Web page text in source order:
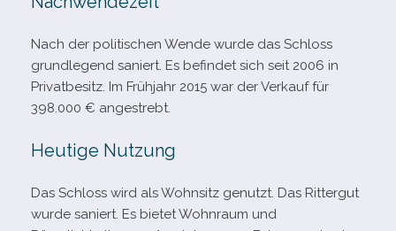
Nach der poli­ti­schen Wende wurde das Schloss
grund­le­gend saniert. Es befin­det sich seit 2006 in
Privatbesitz. Im Frühjahr 2015 war der Verkauf für
398.000 € angestrebt.
Heutige Nutzung
Das Schloss wird als Wohnsitz genutzt. Das Rittergut
wurde saniert. Es bie­tet Wohnraum und